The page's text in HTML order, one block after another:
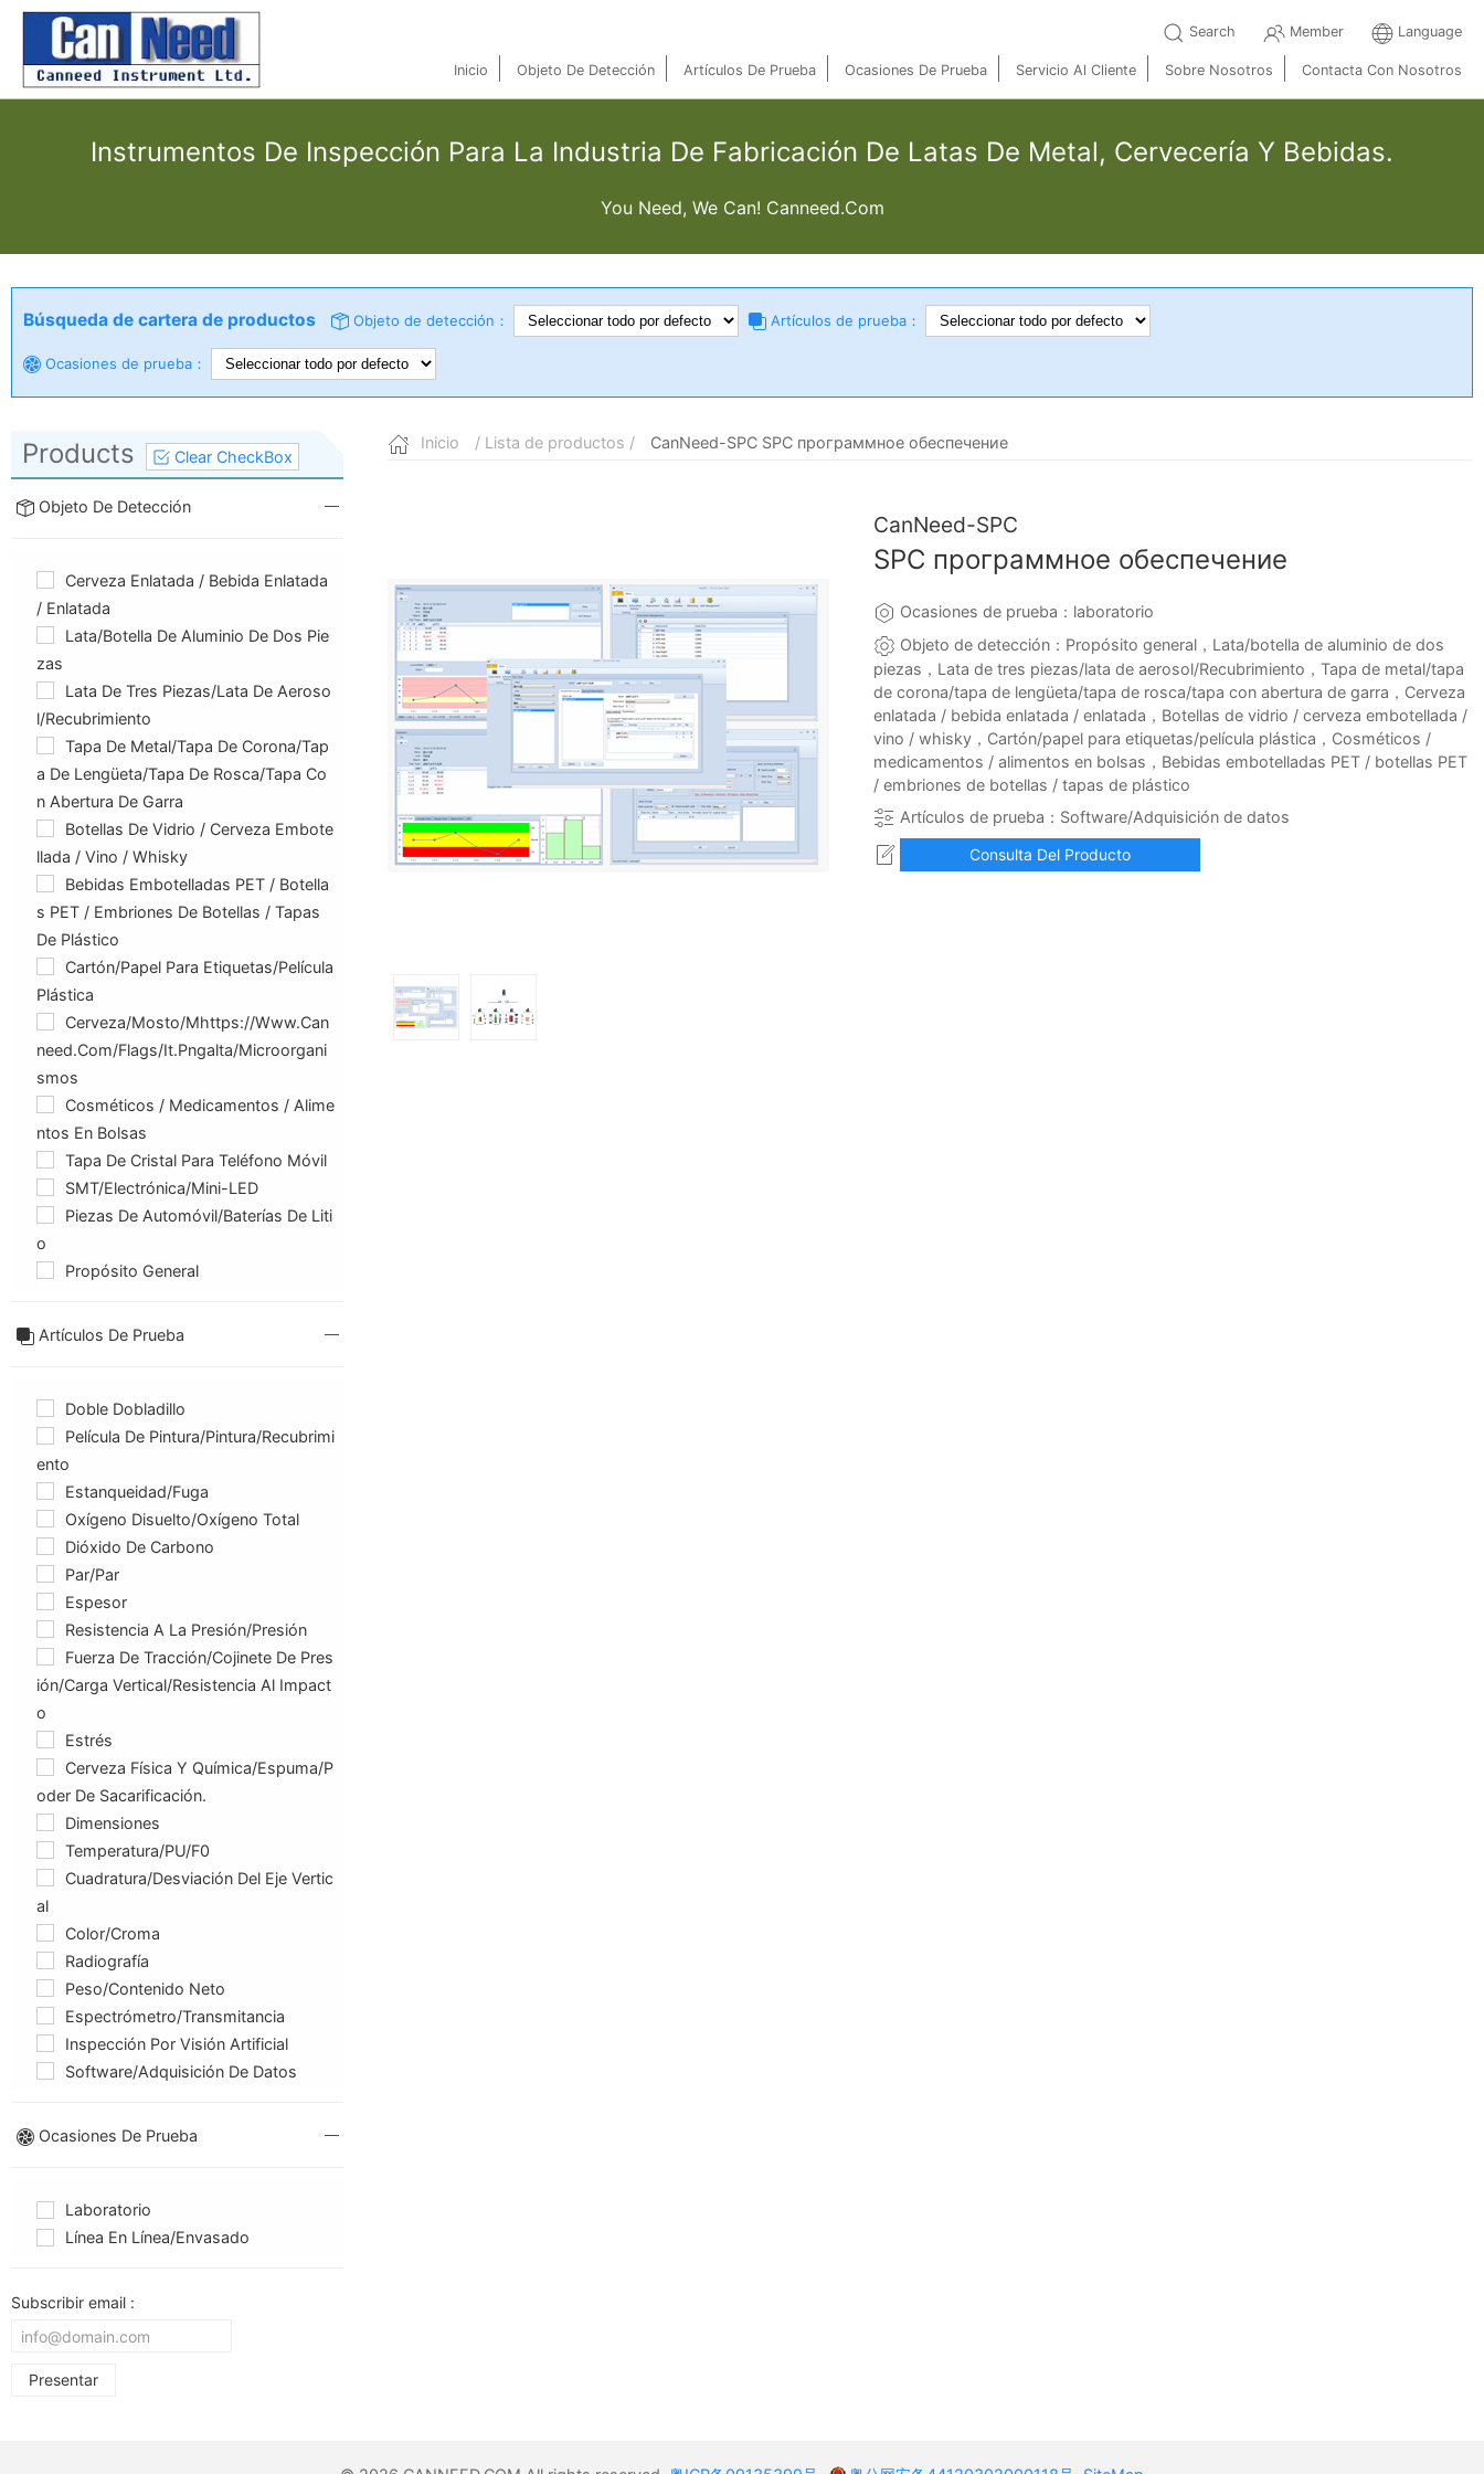
Search Member Language
Inicio Objeto De Detección Artículos De Prueba Ocasiones De Prueba Servicio Al Cliente Sobre Nosotros Contacta Con Nosotros
Instrumentos De Inspección Para La Industria De Fabricación De Latas De Metal, Cervecería Y Bebidas.
You Need, We Can! Canneed.com
Búsqueda de cartera de productos Objeto de detección： Artículos de prueba：
Ocasiones de prueba：
Products Clear CheckBox
Objeto De Detección
Cerveza Enlatada / Bebida Enlatada
/ Enlatada
Lata/botella De Aluminio De Dos Pie
Zas
Lata De Tres Piezas/lata De Aeroso
L/Recubrimiento
Tapa De Metal/tapa De Corona/tap
A De Lengüeta/tapa De Rosca/tapa Co
N Abertura De Garra
Botellas De Vidrio / Cerveza Embote
Llada / Vino / Whisky
Bebidas Embotelladas PET / Botella
S PET / Embriones De Botellas / Tapas
De Plástico
Cartón/papel Para Etiquetas/película
Plástica
Cerveza/Mosto/Mhttps://www.can
Need.com/flags/it.pngalta/Microorgani
Smos
Cosméticos / Medicamentos / Alime
Ntos En Bolsas
Tapa De Cristal Para Teléfono Móvil
SMT/Electrónica/Mini-LED
Piezas De Automóvil/baterías De Liti
O
Propósito General
Artículos De Prueba
Doble Dobladillo
Película De Pintura/pintura/recubrimi
Ento
Estanqueidad/fuga
Oxígeno Disuelto/oxígeno Total
Dióxido De Carbono
Par/Par
Espesor
Resistencia A La Presión/presión
Fuerza De Tracción/cojinete De Pres
Ión/carga Vertical/resistencia Al Impact
O
Estrés
Cerveza Física Y Química/espuma/p
Oder De Sacarificación.
Dimensiones
Temperatura/PU/F0
Cuadratura/Desviación Del Eje Vertic
Al
Color/croma
Radiografía
Peso/contenido Neto
Espectrómetro/Transmitancia
Inspección Por Visión Artificial
Software/Adquisición De Datos
Ocasiones De Prueba
Laboratorio
Línea En Línea/envasado
Subscribir email :
Inicio / Lista de productos / CanNeed-SPC SPC программное обеспечение
CanNeed-SPC
SPC программное обеспечение
Ocasiones de prueba：laboratorio
Objeto de detección：Propósito general，Lata/botella de aluminio de dos
piezas，Lata de tres piezas/lata de aerosol/Recubrimiento，Tapa de metal/tapa
de corona/tapa de lengüeta/tapa de rosca/tapa con abertura de garra，Cerveza
enlatada / bebida enlatada / enlatada，Botellas de vidrio / cerveza embotellada /
vino / whisky，Cartón/papel para etiquetas/película plástica，Cosméticos /
medicamentos / alimentos en bolsas，Bebidas embotelladas PET / botellas PET
/ embriones de botellas / tapas de plástico
Artículos de prueba：Software/Adquisición de datos
Consulta Del Producto